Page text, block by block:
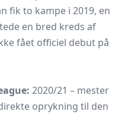
fik to kampe i 2019, en
en bred kreds af
fået officiel debut på
2020/21 – mester
oprykning til den